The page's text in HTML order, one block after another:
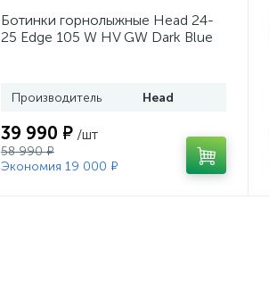
Ботинки горнолыжные Head 24-
25 Edge 105 W HV GW Dark Blue
Производитель Head
39 990 ₽ /шт
58 990 ₽
Экономия 19 000 ₽